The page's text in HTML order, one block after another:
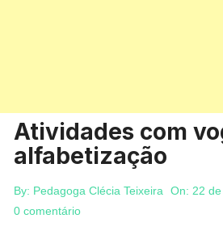
Atividades com
alfabetização
By: Pedagoga Clécia Teixeira On: 22
0 comentário